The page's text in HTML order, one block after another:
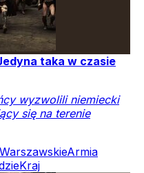
taka w czasie
wyzwolili niemiecki
się na terenie
Armia
Kraj